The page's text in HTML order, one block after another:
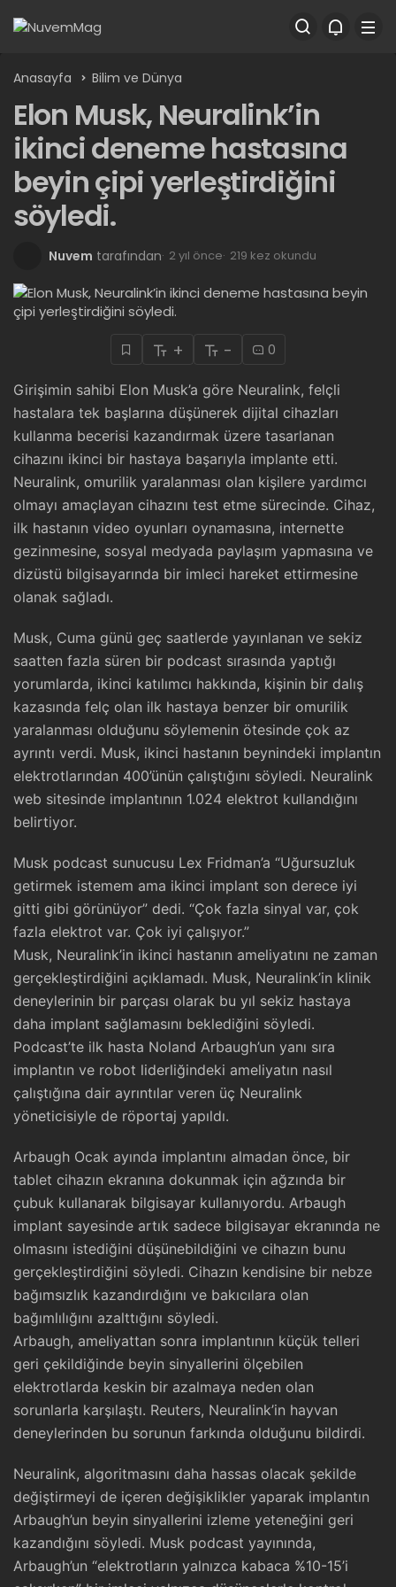
Anasayfa Bilim ve Dünya
Elon Musk, Neuralink’in
ikinci deneme hastasına
beyin çipi yerleştirdiğini
söyledi.
Nuvem tarafından 2 yıl önce 219 kez okundu
+ - 0
Girişimin sahibi Elon Musk’a göre Neuralink, felçli
hastalara tek başlarına düşünerek dijital cihazları
kullanma becerisi kazandırmak üzere tasarlanan
cihazını ikinci bir hastaya başarıyla implante etti.
Neuralink, omurilik yaralanması olan kişilere yardımcı
olmayı amaçlayan cihazını test etme sürecinde. Cihaz,
ilk hastanın video oyunları oynamasına, internette
gezinmesine, sosyal medyada paylaşım yapmasına ve
dizüstü bilgisayarında bir imleci hareket ettirmesine
olanak sağladı.
Musk, Cuma günü geç saatlerde yayınlanan ve sekiz
saatten fazla süren bir podcast sırasında yaptığı
yorumlarda, ikinci katılımcı hakkında, kişinin bir dalış
kazasında felç olan ilk hastaya benzer bir omurilik
yaralanması olduğunu söylemenin ötesinde çok az
ayrıntı verdi. Musk, ikinci hastanın beynindeki implantın
elektrotlarından 400’ünün çalıştığını söyledi. Neuralink
web sitesinde implantının 1.024 elektrot kullandığını
belirtiyor.
Musk podcast sunucusu Lex Fridman’a “Uğursuzluk
getirmek istemem ama ikinci implant son derece iyi
gitti gibi görünüyor” dedi. “Çok fazla sinyal var, çok
fazla elektrot var. Çok iyi çalışıyor.”
Musk, Neuralink’in ikinci hastanın ameliyatını ne zaman
gerçekleştirdiğini açıklamadı. Musk, Neuralink’in klinik
deneylerinin bir parçası olarak bu yıl sekiz hastaya
daha implant sağlamasını beklediğini söyledi.
Podcast’te ilk hasta Noland Arbaugh’un yanı sıra
implantın ve robot liderliğindeki ameliyatın nasıl
çalıştığına dair ayrıntılar veren üç Neuralink
yöneticisiyle de röportaj yapıldı.
Arbaugh Ocak ayında implantını almadan önce, bir
tablet cihazın ekranına dokunmak için ağzında bir
çubuk kullanarak bilgisayar kullanıyordu. Arbaugh
implant sayesinde artık sadece bilgisayar ekranında ne
olmasını istediğini düşünebildiğini ve cihazın bunu
gerçekleştirdiğini söyledi. Cihazın kendisine bir nebze
bağımsızlık kazandırdığını ve bakıcılara olan
bağımlılığını azalttığını söyledi.
Arbaugh, ameliyattan sonra implantının küçük telleri
geri çekildiğinde beyin sinyallerini ölçebilen
elektrotlarda keskin bir azalmaya neden olan
sorunlarla karşılaştı. Reuters, Neuralink’in hayvan
deneylerinden bu sorunun farkında olduğunu bildirdi.
Neuralink, algoritmasını daha hassas olacak şekilde
değiştirmeyi de içeren değişiklikler yaparak implantın
Arbaugh’un beyin sinyallerini izleme yeteneğini geri
kazandığını söyledi. Musk podcast yayınında,
Arbaugh’un “elektrotların yalnızca kabaca %10-15’i